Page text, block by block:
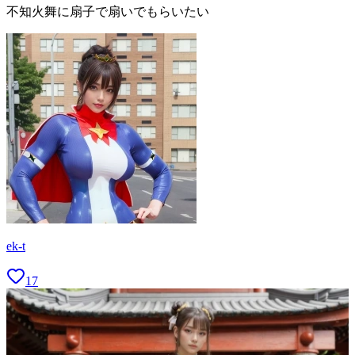
不知火舞に扇子で扇いでもらいたい
ek-t
17